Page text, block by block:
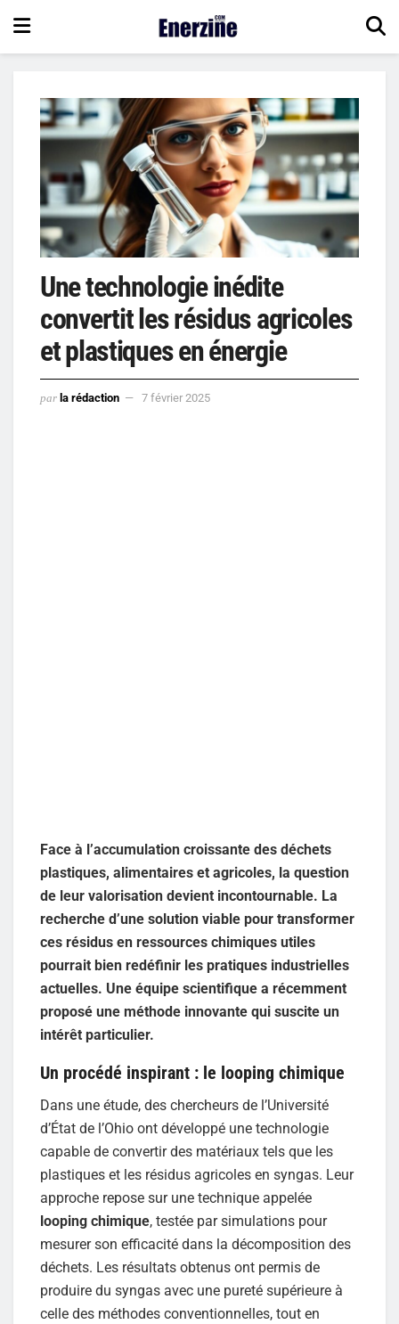
Une technologie inédite
convertit les résidus agricoles
et plastiques en énergie
par la rédaction 7 février 2025
Face à l’accumulation croissante des déchets
plastiques, alimentaires et agricoles, la question
de leur valorisation devient incontournable. La
recherche d’une solution viable pour transformer
ces résidus en ressources chimiques utiles
pourrait bien redéfinir les pratiques industrielles
actuelles. Une équipe scientifique a récemment
proposé une méthode innovante qui suscite un
intérêt particulier.
Un procédé inspirant : le looping chimique
Dans une étude, des chercheurs de l’Université
d’État de l’Ohio ont développé une technologie
capable de convertir des matériaux tels que les
plastiques et les résidus agricoles en syngas. Leur
approche repose sur une technique appelée
looping chimique, testée par simulations pour
mesurer son efficacité dans la décomposition des
déchets. Les résultats obtenus ont permis de
produire du syngas avec une pureté supérieure à
celle des méthodes conventionnelles, tout en